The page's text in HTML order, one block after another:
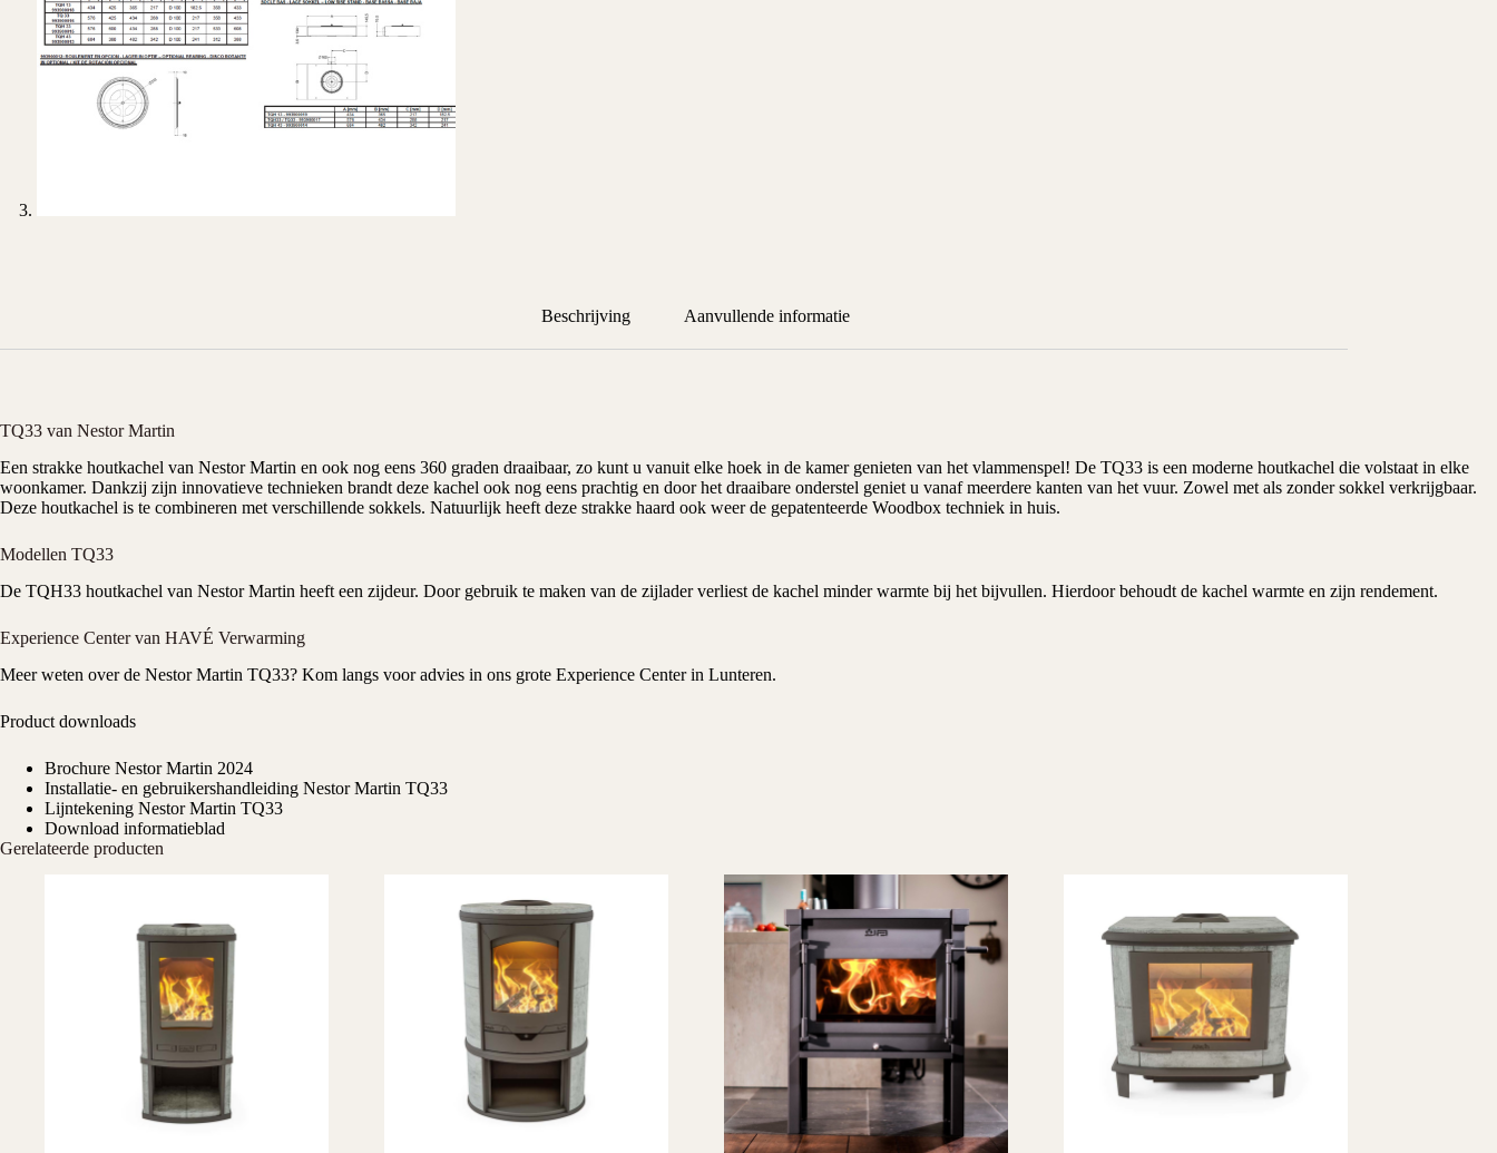
Beschrijving Aanvullende informatie
TQ33 van Nestor Martin
Een strakke houtkachel van Nestor Martin en ook nog eens 360 graden draaibaar, zo kunt u vanuit elke hoek in de kamer genieten van het vlammenspel! De TQ33 is een moderne houtkachel die volstaat in elke
woonkamer. Dankzij zijn innovatieve technieken brandt deze kachel ook nog eens prachtig en door het draaibare onderstel geniet u vanaf meerdere kanten van het vuur. Zowel met als zonder sokkel verkrijgbaar.
Deze houtkachel is te combineren met verschillende sokkels. Natuurlijk heeft deze strakke haard ook weer de gepatenteerde Woodbox techniek in huis.
Modellen TQ33
De TQH33 houtkachel van Nestor Martin heeft een zijdeur. Door gebruik te maken van de zijlader verliest de kachel minder warmte bij het bijvullen. Hierdoor behoudt de kachel warmte en zijn rendement.
Experience Center van HAVÉ Verwarming
Meer weten over de Nestor Martin TQ33? Kom langs voor advies in ons grote Experience Centerin Lunteren.
Product downloads
Brochure Nestor Martin 2024
Installatie- en gebruikershandleiding Nestor Martin TQ33
Lijntekening Nestor Martin TQ33
Download informatieblad
Gerelateerde producten